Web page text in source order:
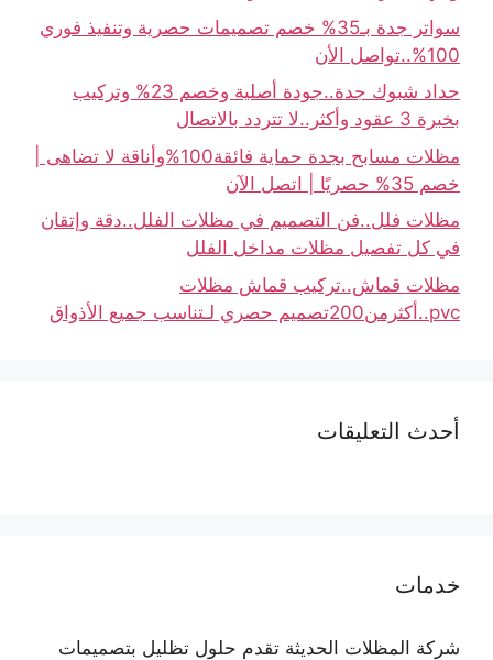
سواتر جدة بـ35% خصم تصميمات حصرية وتنفيذ فوري
100%..تواصل الأن
حداد شبوك جدة..جودة أصلية وخصم 23% وتركيب
بخبرة 3 عقود وأكثر..لا تتردد بالاتصال
مظلات مسابح بجدة حماية فائقة100%وأناقة لا تضاهى |
خصم 35% حصريًا | اتصل الآن
مظلات فلل..فن التصميم في مظلات الفلل..دقة وإتقان
في كل تفصيل مظلات مداخل الفلل
مظلات قماش..تركيب قماش مظلات
pvc..أكثرمن200تصميم حصري لـتناسب جميع الأذواق
أحدث التعليقات
خدمات
شركة المظلات الحديثة تقدم حلول تظليل بتصميمات